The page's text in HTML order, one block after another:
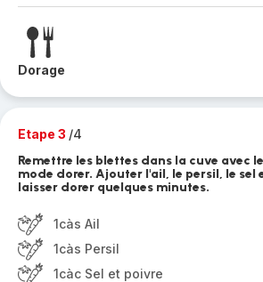
Dorage
Etape 3 /4
Remettre les blettes dans la cuve avec
mode dorer. Ajouter l'ail, le persil, le sel
laisser dorer quelques minutes.
1càs Ail
1càs Persil
1càc Sel et poivre